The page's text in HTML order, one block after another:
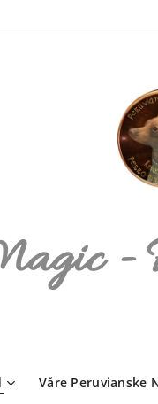
-
Våre Peruvianske